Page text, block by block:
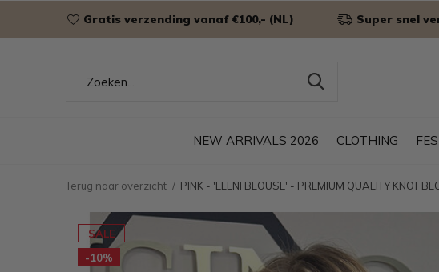
NEW ARRIVALS 2026 CLOTHING
Gratis verzending vanaf €100,- (NL) Super snel
Terug naar overzicht PINK - 'ELENI BLOUSE' - PREMIUM QUALITY KNOT
SALE
-10%